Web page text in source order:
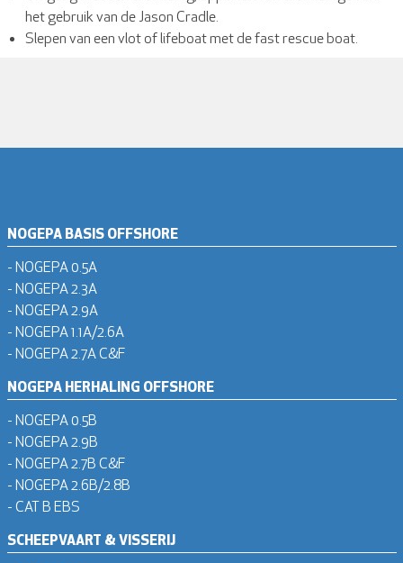
het gebruik van de Jason Cradle.
Slepen van een vlot of lifeboat met de fast rescue boat.
NOGEPA BASIS OFFSHORE
- NOGEPA 0.5A
- NOGEPA 2.3A
- NOGEPA 2.9A
- NOGEPA 1.1A/2.6A
- NOGEPA 2.7A C&F
NOGEPA HERHALING OFFSHORE
- NOGEPA 0.5B
- NOGEPA 2.9B
- NOGEPA 2.7B C&F
- NOGEPA 2.6B/2.8B
- CAT B EBS
SCHEEPVAART & VISSERIJ